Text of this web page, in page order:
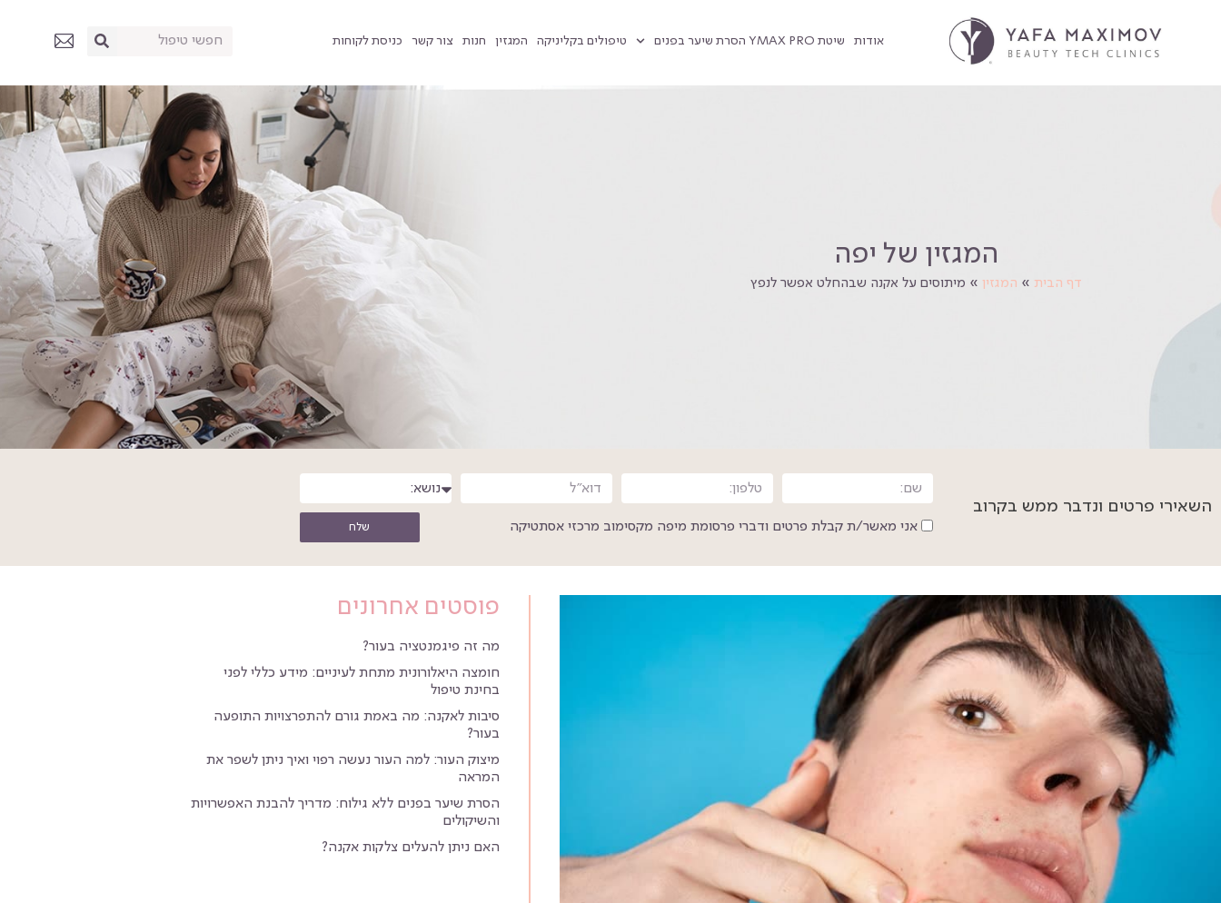
אודות שיטת YMAX PRO הסרת שיער בפנים טיפולים בקליניקה המגזין חנות צור קשר כניסת לקוחות
המגזין של יפה
דף הבית » המגזין » מיתוסים על אקנה שבהחלט אפשר לנפץ
השאירי פרטים ונדבר ממש בקרוב
אני מאשר/ת קבלת פרטים ודברי פרסומת מיפה מקסימוב מרכזי אסתטיקה שלח
פוסטים אחרונים
מה זה פיגמנטציה בעור?
חומצה היאלורונית מתחת לעיניים: מידע כללי לפני
בחינת טיפול
סיבות לאקנה: מה באמת גורם להתפרצויות התופעה
בעור?
מיצוק העור: למה העור נעשה רפוי ואיך ניתן לשפר את
המראה
הסרת שיער בפנים ללא גילוח: מדריך להבנת האפשרויות
והשיקולים
האם ניתן להעלים צלקות אקנה?